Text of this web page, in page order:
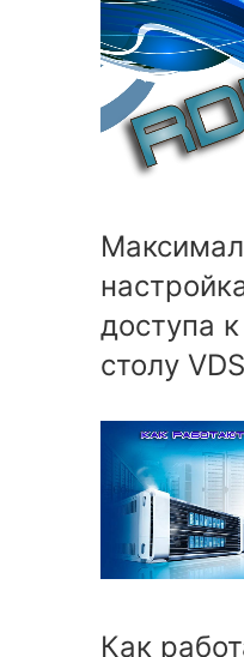
доступа
столу
Как